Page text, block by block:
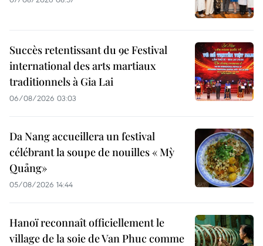
Succès retentissant du 9e Festival
international des arts martiaux
traditionnels à Gia Lai
06/08/2026 03:03
Da Nang accueillera un festival
célébrant la soupe de nouilles « Mỳ
Quảng»
05/08/2026 14:44
Hanoï reconnaît officiellement le
village de la soie de Van Phuc comme